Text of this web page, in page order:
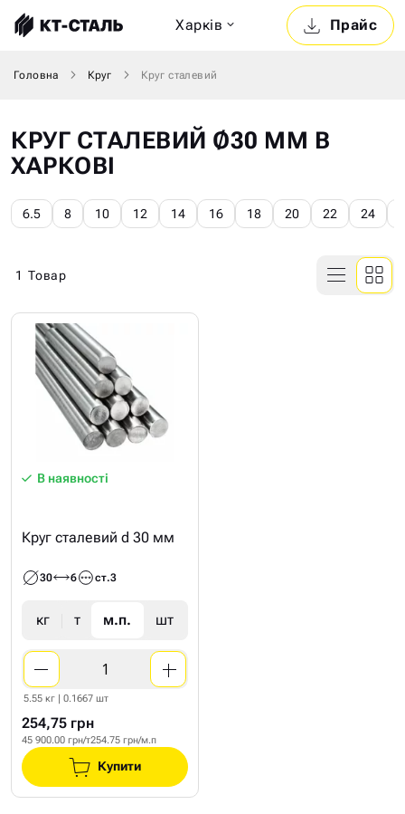
Прайс
Харкiв
Головна Круг Круг сталевий
КРУГ СТАЛЕВИЙ Ø30 ММ В
ХАРКОВІ
6.5 8 10 12 14 16 18 20 22 24
1 Товар
В наявності
Круг сталевий d 30 мм
30 6 ст.3
кг т м.п. шт
5.55 кг | 0.1667 шт
254,75 грн
45 900.00 грн/т254.75 грн/м.п
Купити